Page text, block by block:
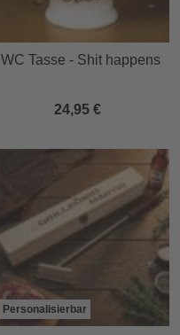
WC Tasse - Shit happens
24,95 €
Personalisierbar